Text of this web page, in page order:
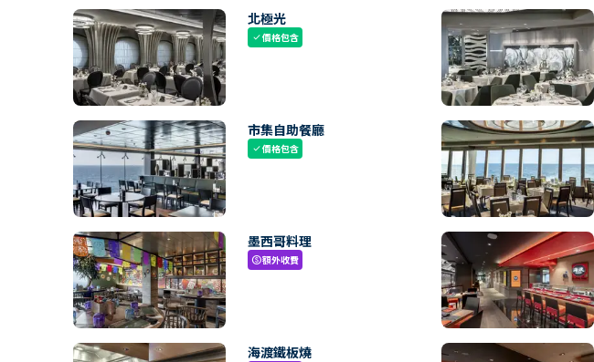
北極光
check價格包含
市集自助餐廳
check價格包含
墨西哥料理
paid額外收費
海渡鐵板燒